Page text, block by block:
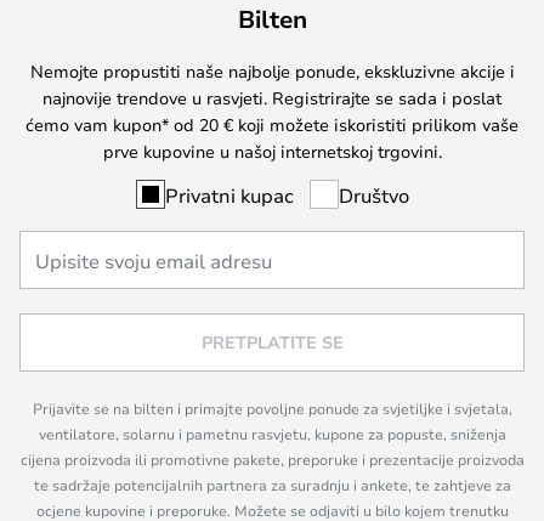
Bilten
Nemojte propustiti naše najbolje ponude, ekskluzivne akcije i
najnovije trendove u rasvjeti. Registrirajte se sada i poslat
ćemo vam kupon* od 20 € koji možete iskoristiti prilikom vaše
prve kupovine u našoj internetskoj trgovini.
Privatni kupac Društvo
PRETPLATITE SE
Prijavite se na bilten i primajte povoljne ponude za svjetiljke i svjetala,
ventilatore, solarnu i pametnu rasvjetu, kupone za popuste, sniženja
cijena proizvoda ili promotivne pakete, preporuke i prezentacije proizvoda
te sadržaje potencijalnih partnera za suradnju i ankete, te zahtjeve za
ocjene kupovine i preporuke. Možete se odjaviti u bilo kojem trenutku